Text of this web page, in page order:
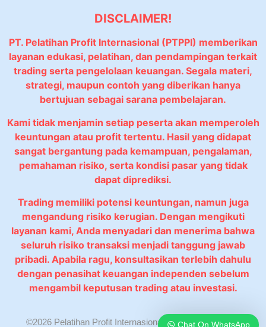
DISCLAIMER!
PT. Pelatihan Profit Internasional (PTPPI) memberikan
layanan edukasi, pelatihan, dan pendampingan terkait
trading serta pengelolaan keuangan. Segala materi,
strategi, maupun contoh yang diberikan hanya
bertujuan sebagai sarana pembelajaran.
Kami tidak menjamin setiap peserta akan memperoleh
keuntungan atau profit tertentu. Hasil yang didapat
sangat bergantung pada kemampuan, pengalaman,
pemahaman risiko, serta kondisi pasar yang tidak
dapat diprediksi.
Trading memiliki potensi keuntungan, namun juga
mengandung risiko kerugian. Dengan mengikuti
layanan kami, Anda menyadari dan menerima bahwa
seluruh risiko transaksi menjadi tanggung jawab
pribadi. Apabila ragu, konsultasikan terlebih dahulu
dengan penasihat keuangan independen sebelum
mengambil keputusan trading atau investasi.
©2026 Pelatihan Profit Internasional. All rights reserved.
Chat On WhatsApp